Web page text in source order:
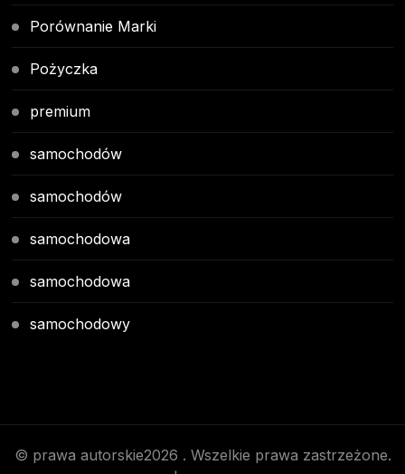
Porównanie Marki
Pożyczka
premium
samochodów
samochodów
samochodowa
samochodowa
samochodowy
© prawa autorskie2026 . Wszelkie prawa zastrzeżone.